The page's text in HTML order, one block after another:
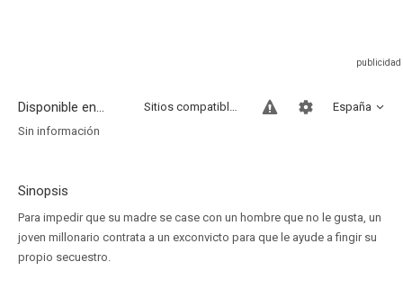
Disponible en... España
Sitios compatibles
Sin información
Sinopsis
Para impedir que su madre se case con un hombre que no le gusta, un
joven millonario contrata a un exconvicto para que le ayude a fingir su
propio secuestro.